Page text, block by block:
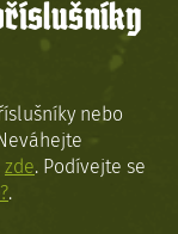
nebo
zde. Podívejte se
.